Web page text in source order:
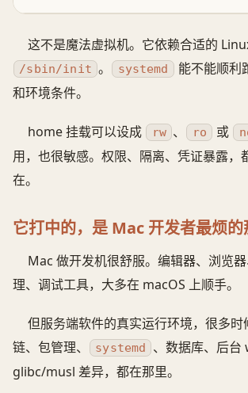
这不是魔法虚拟机。它依赖合适的
/sbin/init 。 systemd
能不能顺利
和环境条件。
home 挂载可以设成 rw 、 ro 或
用，也很敏感。权限、隔离、凭证暴露，
在。
它打中的，是 Mac 开发者最烦的
Mac 做开发机很舒服。编辑器、浏览
理、调试工具，大多在 macOS 上顺手。
但服务端软件的真实运行环境，很多
链、包管理、
systemd
、数据库、后台
glibc/musl 差异，都在那里。